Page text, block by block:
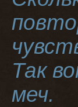
Так
меч.